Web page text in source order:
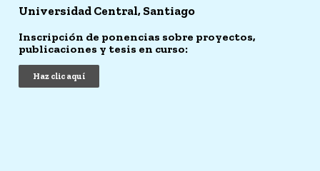
Universidad Central, Santiago
Inscripción de ponencias sobre proyectos,
publicaciones y tesis en curso:
Haz clic aquí